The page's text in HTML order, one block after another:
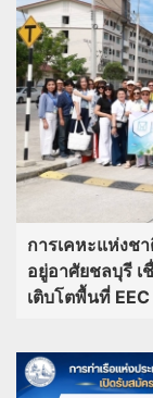
การเคหะแห่งช
อยู่อาศัยชลบุรี
เติบโตพื้นที่ EEC